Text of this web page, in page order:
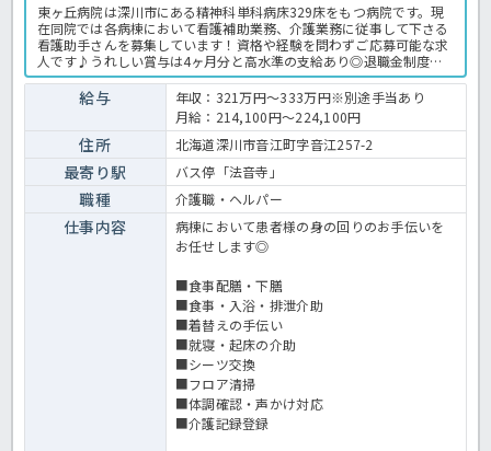
東ヶ丘病院は深川市にある精神科単科病床329床をもつ病院です。現
在同院では各病棟において看護補助業務、介護業務に従事して下さる
看護助手さんを募集しています！資格や経験を問わずご応募可能な求
人です♪うれしい賞与は4ヶ月分と高水準の支給あり◎退職金制度や
育休取得実績、職員旅行など福利厚生面の充実も魅力ですね。就業時
間や仕事内容についても相談可能ですので、まずはお気軽にほっ介護
までお問い合わせくださいね。病院での看護助手業務全般です。＜看
護助手 正職員 病院の求人＞
給与
年収：321万円～333万円※別途手当あり
月給：214,100円～224,100円
住所 北海道深川市音江町字音江257-2
最寄り駅 バス停「法音寺」
職種 介護職・ヘルパー
仕事内容
病棟において患者様の身の回りのお手伝いを
お任せします◎
■食事配膳・下膳
■食事・入浴・排泄介助
■着替えの手伝い
■就寝・起床の介助
■シーツ交換
■フロア清掃
■体調確認・声かけ対応
■介護記録登録